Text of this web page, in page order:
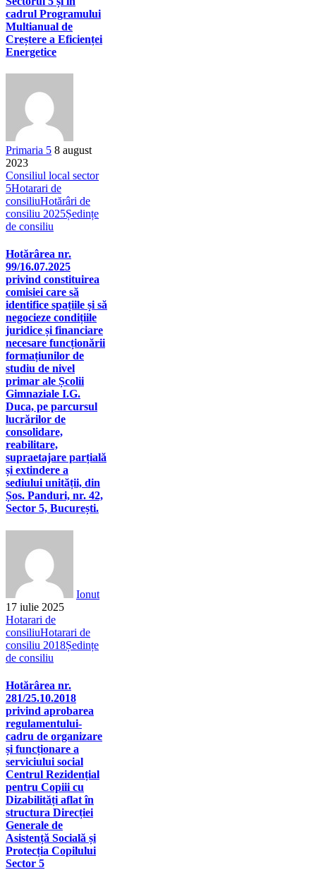
cadrul Programului
Multianual de
Creștere a Eficienței
Energetice
Primaria 5 8 august
2023
Consiliul local sector
5Hotarari de
consiliuHotărâri de
consiliu 2025Ședințe
de consiliu
Hotărârea nr.
99/16.07.2025
privind constituirea
comisiei care să
identifice spațiile și să
negocieze condițiile
juridice și financiare
necesare funcționării
formațiunilor de
studiu de nivel
primar ale Școlii
Gimnaziale I.G.
Duca, pe parcursul
lucrărilor de
consolidare,
reabilitare,
supraetajare parțială
și extindere a
sediului unității, din
Șos. Panduri, nr. 42,
Sector 5, București.
Ionut
17 iulie 2025
Hotarari de
consiliuHotarari de
consiliu 2018Ședințe
de consiliu
Hotărârea nr.
281/25.10.2018
privind aprobarea
regulamentului-
cadru de organizare
și funcționare a
serviciului social
Centrul Rezidențial
pentru Copiii cu
Dizabilități aflat în
structura Direcției
Generale de
Asistență Socială și
Protecția Copilului
Sector 5